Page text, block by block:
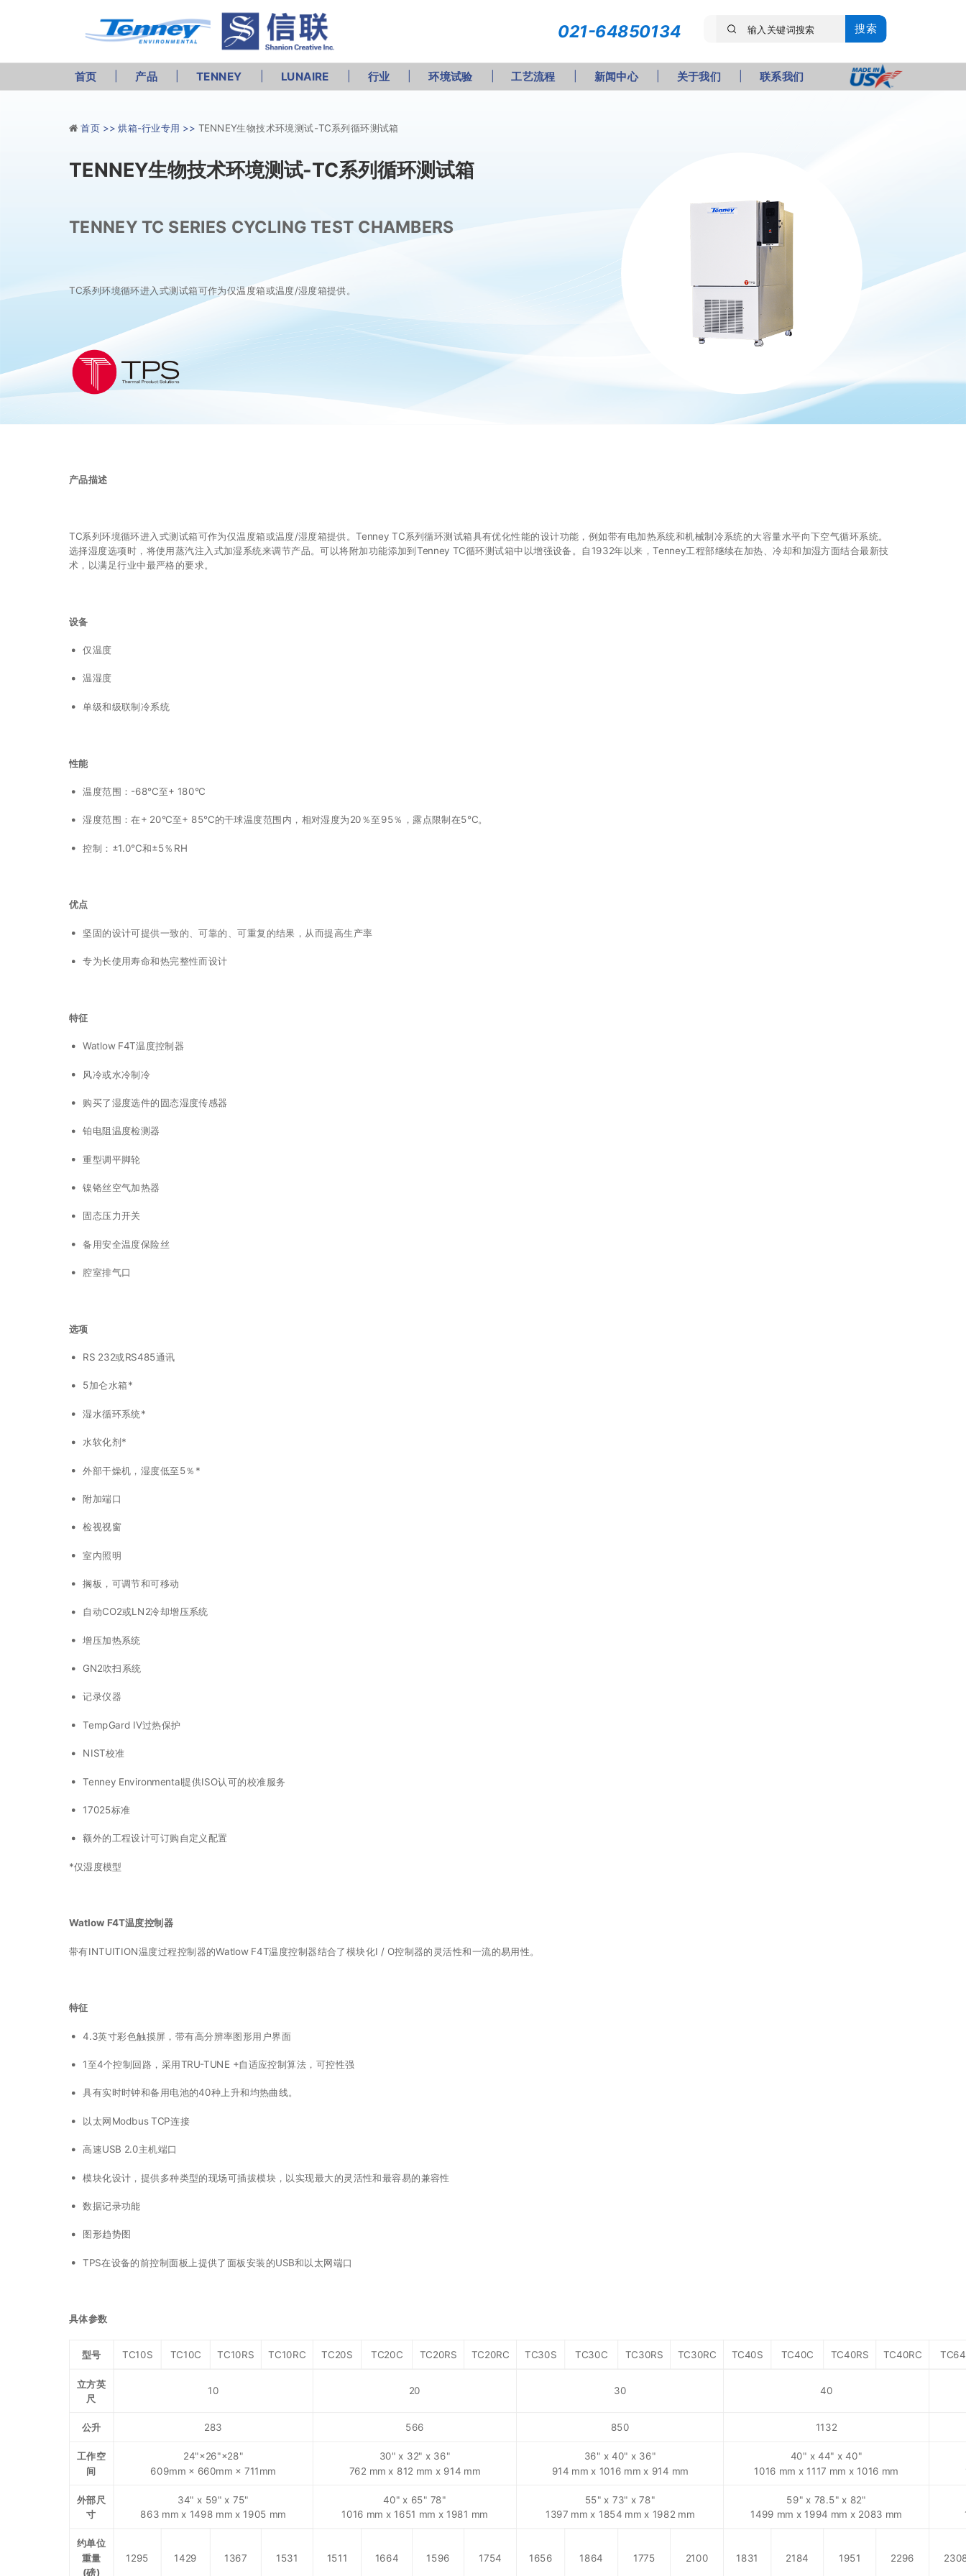
首页 产品 TENNEY LUNAIRE 行业 环境试验 工艺流程 新闻中心 关于我们 联系我们
搜索
021-64850134
首页 >>烘箱-行业专用 >> TENNEY生物技术环境测试-TC系列循环测试箱
TENNEY生物技术环境测试-TC系列循环测试箱
TC系列环境循环进入式测试箱可作为仅温度箱或温度/湿度箱提供。
TENNEY TC SERIES CYCLING TEST CHAMBERS
产品描述
TC系列环境循环进入式测试箱可作为仅温度箱或温度/湿度箱提供。Tenney TC系列循环测试箱具有优化性能的设计功能，例如带有电加热系统和机械制冷系统的大容量水平向下空气循环系统。
选择湿度选项时，将使用蒸汽注入式加湿系统来调节产品。可以将附加功能添加到Tenney TC循环测试箱中以增强设备。自1932年以来，Tenney工程部继续在加热、冷却和加湿方面结合最新技
术，以满足行业中最严格的要求。
设备
仅温度
温湿度
单级和级联制冷系统
性能
温度范围：-68°C至+ 180°C
湿度范围：在+ 20°C至+ 85°C的干球温度范围内，相对湿度为20％至95％，露点限制在5°C。
控制：±1.0°C和±5％RH
优点
坚固的设计可提供一致的、可靠的、可重复的结果，从而提高生产率
专为长使用寿命和热完整性而设计
特征
Watlow F4T温度控制器
风冷或水冷制冷
购买了湿度选件的固态湿度传感器
铂电阻温度检测器
重型调平脚轮
镍铬丝空气加热器
固态压力开关
备用安全温度保险丝
腔室排气口
选项
RS 232或RS485通讯
5加仑水箱*
湿水循环系统*
水软化剂*
外部干燥机，湿度低至5％*
附加端口
检视视窗
室内照明
搁板，可调节和可移动
自动CO2或LN2冷却增压系统
增压加热系统
GN2吹扫系统
记录仪器
TempGard IV过热保护
NIST校准
Tenney Environmental提供ISO认可的校准服务
17025标准
额外的工程设计可订购自定义配置
*仅湿度模型
Watlow F4T温度控制器
带有INTUITION温度过程控制器的Watlow F4T温度控制器结合了模块化I / O控制器的灵活性和一流的易用性。
特征
4.3英寸彩色触摸屏，带有高分辨率图形用户界面
1至4个控制回路，采用TRU-TUNE +自适应控制算法，可控性强
具有实时时钟和备用电池的40种上升和均热曲线。
以太网Modbus TCP连接
高速USB 2.0主机端口
模块化设计，提供多种类型的现场可插拔模块，以实现最大的灵活性和最容易的兼容性
数据记录功能
图形趋势图
TPS在设备的前控制面板上提供了面板安装的USB和以太网端口
具体参数
型号 TC10S TC10C TC10RS TC10RC TC20S TC20C TC20RS TC20RC TC30S TC30C TC30RS TC30RC TC40S TC40C TC40RS TC40RC
立方英
尺
10 20 30 40
公升 283 566 850 1132
工作空
间
24"×26"×28"
609mm × 660mm × 711mm
30" x 32" x 36"
762 mm x 812 mm x 914 mm
36" x 40" x 36"
914 mm x 1016 mm x 914 mm
40" x 44" x 40"
1016 mm x 1117 mm x 1016 mm
外部尺
寸
34" x 59" x 75"
863 mm x 1498 mm x 1905 mm
40" x 65" 78"
1016 mm x 1651 mm x 1981 mm
55" x 73" x 78"
1397 mm x 1854 mm x 1982 mm
59" x 78.5" x 82"
1499 mm x 1994 mm x 2083 mm
约单位
重量
(磅)
1295 1429 1367 1531 1511 1664 1596 1754 1656 1864 1775 2100 1831 2184 1951 2296